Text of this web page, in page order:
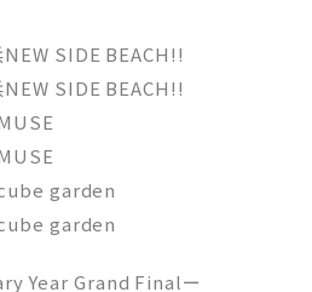
SIDE BEACH!!
SIDE BEACH!!
garden
garden
Year Grand Finalー